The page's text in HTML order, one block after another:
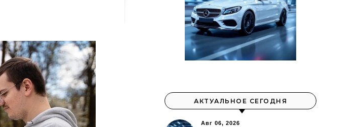
АКТУАЛЬНОЕ СЕГОДНЯ
Авг 06, 2026